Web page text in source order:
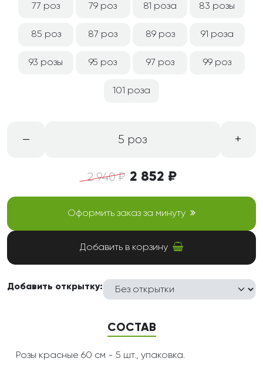
77 роз 79 роз 81 роза 83 розы
85 роз 87 роз 89 роз 91 роза
93 розы 95 роз 97 роз 99 роз
101 роза
– 5 роз +
2 940 ₽ 2 852 ₽
Оформить заказ за минуту
Добавить в корзину
Добавить открытку:
СОСТАВ
Розы красные 60 см - 5 шт., упаковка.